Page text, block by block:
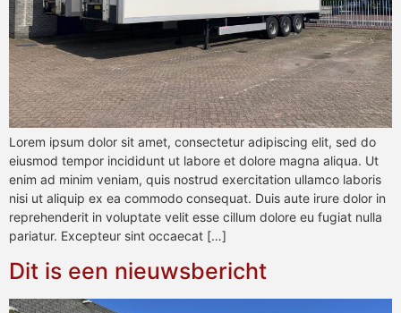
Lorem ipsum dolor sit amet, consectetur adipiscing elit, sed do
eiusmod tempor incididunt ut labore et dolore magna aliqua. Ut
enim ad minim veniam, quis nostrud exercitation ullamco laboris
nisi ut aliquip ex ea commodo consequat. Duis aute irure dolor in
reprehenderit in voluptate velit esse cillum dolore eu fugiat nulla
pariatur. Excepteur sint occaecat […]
Dit is een nieuwsbericht